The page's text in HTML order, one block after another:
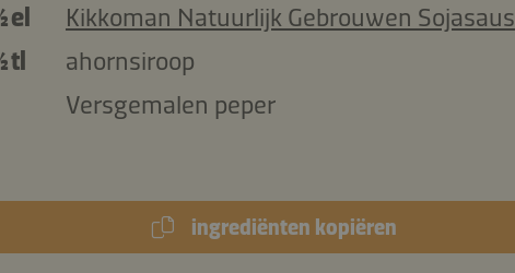
el
Kikkoman Natuurlijk Gebrouwen Sojasaus
tl
ahornsiroop
Versgemalen peper
ingrediënten kopiëren